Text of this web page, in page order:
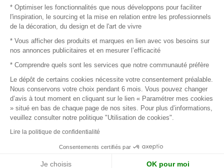
Recrutement
Mentions légales
Conditions commerciales
Piano Analytics
* Optimiser les fonctionnalités que nous développons pour faciliter
l'inspiration, le sourcing et la mise en relation entre les professionnels
de la décoration, du design et de l'art de vivre
* Vous afficher des produits et marques en lien avec vos besoins sur
nos annonces publicitaires et en mesurer l’efficacité
* Comprendre quels sont les services que notre communauté préfère
Le dépôt de certains cookies nécessite votre consentement préalable.
Nous conservons votre choix pendant 6 mois. Vous pouvez changer
d’avis à tout moment en cliquant sur le lien « Paramétrer mes cookies
» situé en bas de chaque page de nos sites. Pour plus d’informations,
veuillez consulter notre politique "Utilisation de cookies".
Lire la politique de confidentialité
Consentements certifiés par
Je choisis OK pour moi